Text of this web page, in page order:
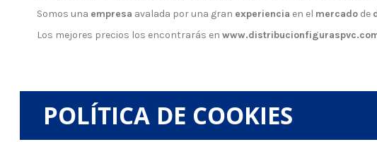
Somos una empresa avalada por una gran experiencia en el mercado de
Los mejores precios los encontrarás en
Comentarios (0)
POLÍTICA DE COOKIES